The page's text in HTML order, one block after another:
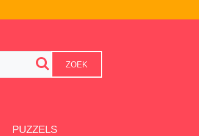
ZOEK
PUZZELS